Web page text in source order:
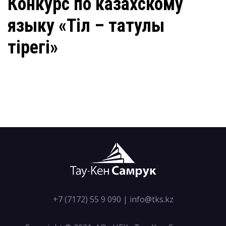
языку «Тіл – татулық
тірегі»
+7 (7172) 55 9 090 | info@tks.kz